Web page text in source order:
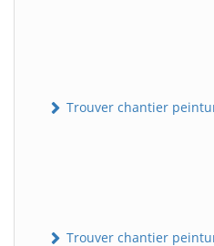
Trouver chantier
Trouver chantier